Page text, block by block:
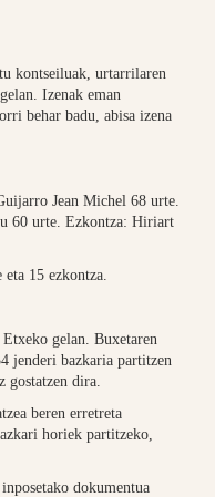
kontseiluak, urtarrilaren
Izenak eman
behar badu, abisa izena
Jean Michel 68 urte.
60 urte. Ezkontza: Hiriart
15 ezkontza.
gelan. Buxetaren
jenderi bazkaria partitzen
gostatzen dira.
beren erretreta
horiek partitzeko,
dokumentua